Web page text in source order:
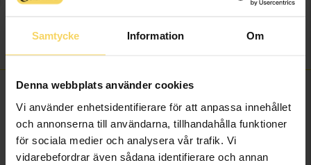
Samtycke Information Om
Denna webbplats använder cookies
Vi använder enhetsidentifierare för att anpassa innehållet
och annonserna till användarna, tillhandahålla funktioner
för sociala medier och analysera vår trafik. Vi
vidarebefordrar även sådana identifierare och annan
Material
Metall, guldfärgad
FINNS OCKSÅ SOM
3 för 2